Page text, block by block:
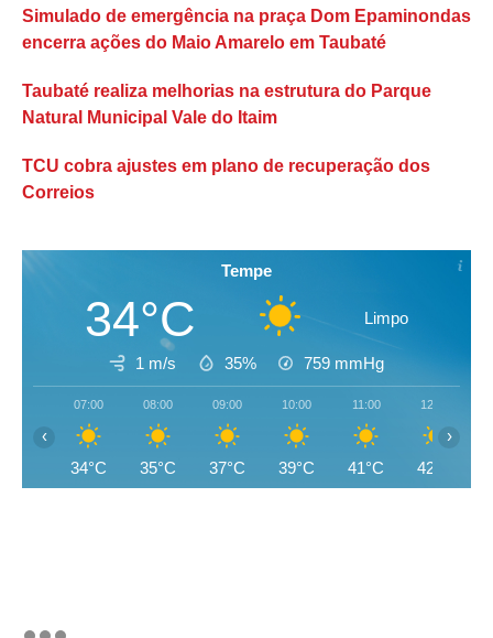
Simulado de emergência na praça Dom Epaminondas
encerra ações do Maio Amarelo em Taubaté
Taubaté realiza melhorias na estrutura do Parque
Natural Municipal Vale do Itaim
TCU cobra ajustes em plano de recuperação dos
Correios
Tempe
34°C Limpo
1 m/s 35% 759 mmHg
07:00
34°C
08:00
35°C
09:00
37°C
10:00
39°C
11:00
41°C
12:00
42°C
‹ ›